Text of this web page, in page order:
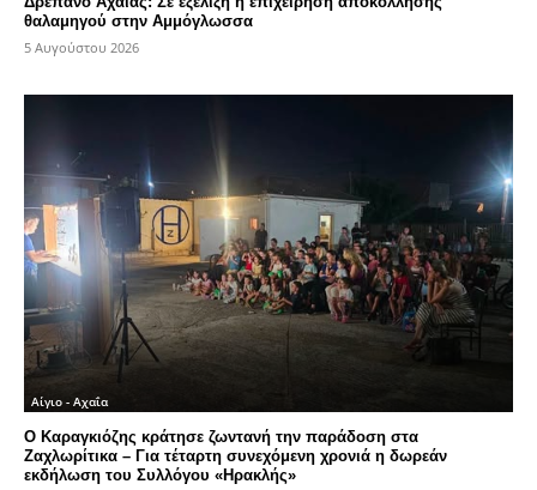
θαλαμηγού στην Αμμόγλωσσα
5 Αυγούστου 2026
Αίγιο - Αχαΐα
Ο Καραγκιόζης κράτησε ζωντανή την παράδοση στα
Ζαχλωρίτικα – Για τέταρτη συνεχόμενη χρονιά η δωρεάν
εκδήλωση του Συλλόγου «Ηρακλής»